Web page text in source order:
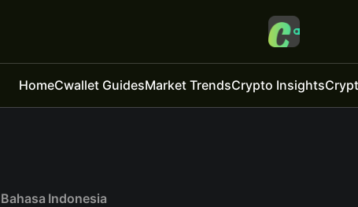
HomeCwallet GuidesMarket TrendsCrypto Insights
Bahasa Indonesia